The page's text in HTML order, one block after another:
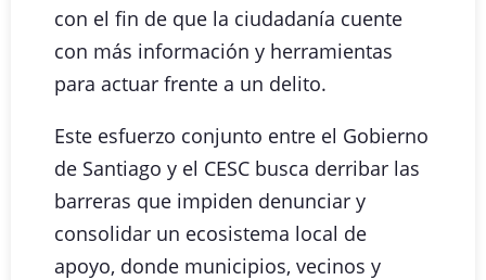
con el fin de que la ciudadanía cuente
con más información y herramientas
para actuar frente a un delito.
Este esfuerzo conjunto entre el Gobierno
de Santiago y el CESC busca derribar las
barreras que impiden denunciar y
consolidar un ecosistema local de
apoyo, donde municipios, vecinos y